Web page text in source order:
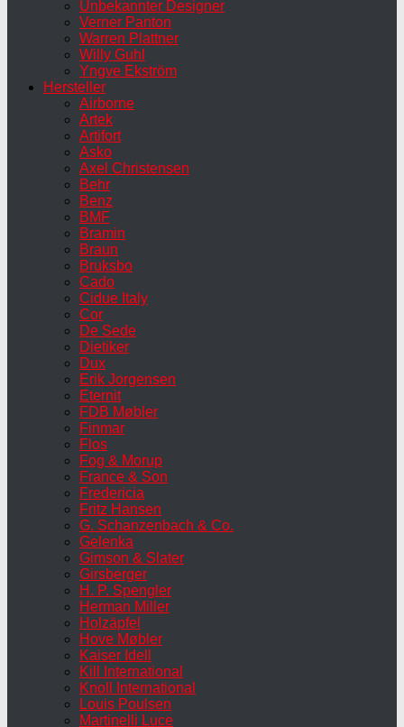
Unbekannter Designer
Verner Panton
Warren Plattner
Willy Guhl
Yngve Ekström
Hersteller
Airborne
Artek
Artifort
Asko
Axel Christensen
Behr
Benz
BMF
Bramin
Braun
Bruksbo
Cado
Cidue Italy
Cor
De Sede
Dietiker
Dux
Erik Jorgensen
Eternit
FDB Møbler
Finmar
Flos
Fog & Morup
France & Son
Fredericia
Fritz Hansen
G. Schanzenbach & Co.
Gelenka
Gimson & Slater
Girsberger
H. P. Spengler
Herman Miller
Holzäpfel
Hove Møbler
Kaiser Idell
Kill International
Knoll International
Louis Poulsen
Martinelli Luce